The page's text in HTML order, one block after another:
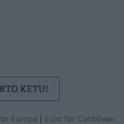
Europe
Esim for Caribbean